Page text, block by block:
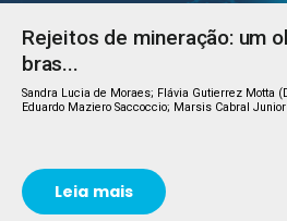
Rejeitos de mineração: um
bras...
Sandra Lucia de Moraes; Flávia Gutierrez Motta
Eduardo Maziero Saccoccio; Marsis Cabral Junior
Leia mais